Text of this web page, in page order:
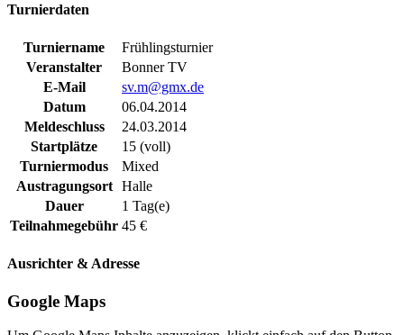
Turnierdaten
Turniername
Frühlingsturnier
Veranstalter
Bonner TV
E-Mail
sv.m@gmx.de
Datum
06.04.2014
Meldeschluss
24.03.2014
Startplätze
15 (voll)
Turniermodus
Mixed
Austragungsort
Halle
Dauer
1 Tag(e)
Teilnahmegebühr 45 €
Ausrichter & Adresse
Google Maps